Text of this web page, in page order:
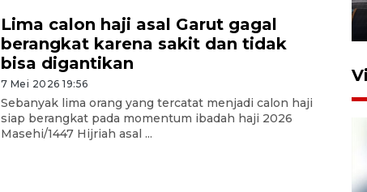
Lima calon haji asal Garut gagal
berangkat karena sakit dan tidak
bisa digantikan
7 Mei 2026 19:56
Sebanyak lima orang yang tercatat menjadi calon haji
siap berangkat pada momentum ibadah haji 2026
Masehi/1447 Hijriah asal ...
12 Juni 2026 18:49